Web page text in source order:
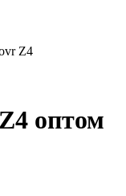
Z4
оптом